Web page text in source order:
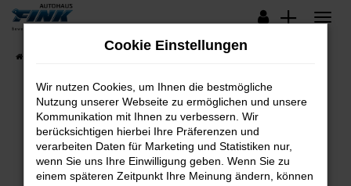
Zum
springen
Lagerfahrzeuge
Fehler: Network Error
Beim Laden ist ein Fehler aufgetreten.
Hier sind ein paar Tipps, die dir helfen können:
Cookie Einstellungen
Wir nutzen Cookies, um Ihnen die bestmögliche
Nutzung unserer Webseite zu ermöglichen und unsere
Kommunikation mit Ihnen zu verbessern. Wir
berücksichtigen hierbei Ihre Präferenzen und
verarbeiten Daten für Marketing und Statistiken nur,
wenn Sie uns Ihre Einwilligung geben. Wenn Sie zu
einem späteren Zeitpunkt Ihre Meinung ändern, können